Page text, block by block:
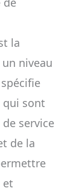
la
niveau
qui sont
service
de la
et